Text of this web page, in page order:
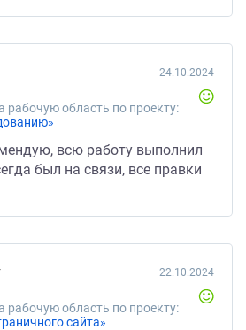
рабочую область по проекту:
24.10.2024
всю работу выполнил
был на связи, все правки
рабочую область по проекту:
сайта»
22.10.2024